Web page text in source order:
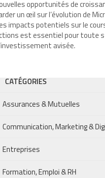
opportunités de
un œil sur l’évolution de
impacts potentiels sur le
est essentiel pour toute
avisée.
CATÉGORIES
Assurances & Mutuelles
Communication, Marketing &
Entreprises
Formation, Emploi & RH